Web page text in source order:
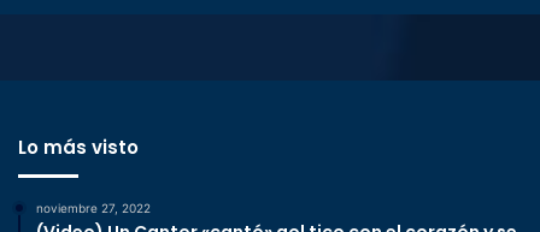
Lo más visto
noviembre 27, 2022